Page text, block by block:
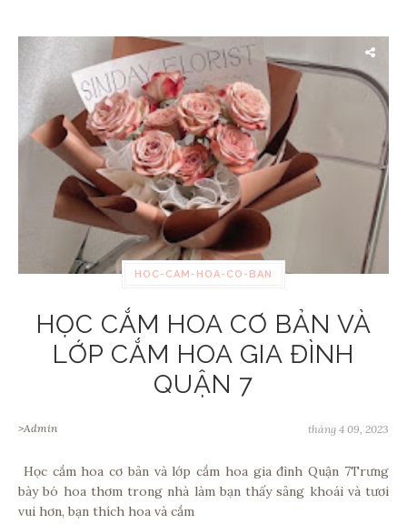
HOC-CAM-HOA-CO-BAN
HỌC CẮM HOA CƠ BẢN VÀ
LỚP CẮM HOA GIA ĐÌNH
QUẬN 7
>Admin tháng 4 09, 2023
Học cắm hoa cơ bản và lớp cắm hoa gia đình Quận 7Trưng
bày bó hoa thơm trong nhà làm bạn thấy sảng khoái và tươi
vui hơn, bạn thích hoa và cắm